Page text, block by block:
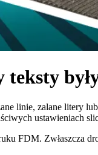
linie, zalane litery
ustawieniach
FDM. Zwłaszcza